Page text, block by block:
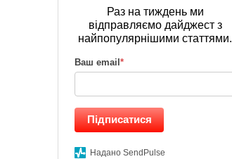
Раз на тиждень ми
відправляємо дайджест з
найпопулярнішими статтями.
Ваш email *
Підписатися
Надано SendPulse